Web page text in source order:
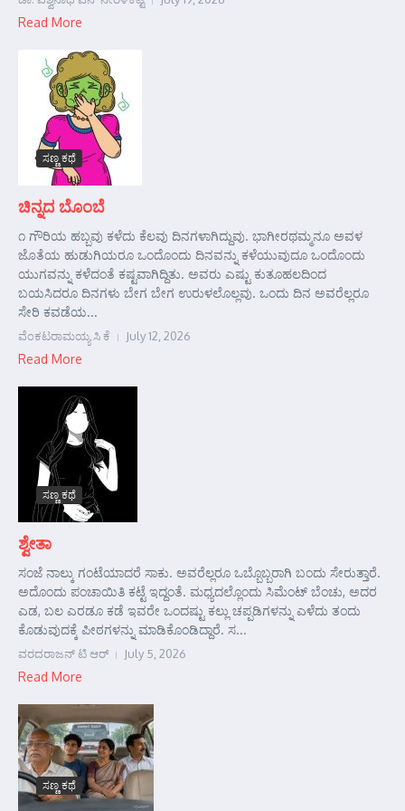
Read More
ಸಣ್ಣ ಕಥೆ
ಚಿನ್ನದ ಬೊಂಬೆ
೧ ಗೌರಿಯ ಹಬ್ಬವು ಕಳೆದು ಕೆಲವು ದಿನಗಳಾಗಿದ್ದುವು. ಭಾಗೀರಥಮ್ಮನೂ ಅವಳ
ಜೊತೆಯ ಹುಡುಗಿಯರೂ ಒಂದೊಂದು ದಿನವನ್ನು ಕಳೆಯುವುದೂ ಒಂದೊಂದು
ಯುಗವನ್ನು ಕಳೆದಂತೆ ಕಷ್ಟವಾಗಿದ್ದಿತು. ಅವರು ಎಷ್ಟು ಕುತೂಹಲದಿಂದ
ಬಯಸಿದರೂ ದಿನಗಳು ಬೇಗ ಬೇಗ ಉರುಳಲೊಲ್ಲವು. ಒಂದು ದಿನ ಅವರೆಲ್ಲರೂ
ಸೇರಿ ಕವಡೆಯ...
ವೆಂಕಟರಾಮಯ್ಯ ಸಿ ಕೆ July 12, 2026
Read More
ಸಣ್ಣ ಕಥೆ
ಶ್ವೇತಾ
ಸಂಜೆ ನಾಲ್ಕು ಗಂಟೆಯಾದರೆ ಸಾಕು. ಅವರೆಲ್ಲರೂ ಒಬ್ಬೊಬ್ಬರಾಗಿ ಬಂದು ಸೇರುತ್ತಾರೆ.
ಅದೊಂದು ಪಂಚಾಯಿತಿ ಕಟ್ಟೆ ಇದ್ದಂತೆ. ಮಧ್ಯದಲ್ಲೊಂದು ಸಿಮೆಂಟ್ ಬೆಂಚು, ಅದರ
ಎಡ, ಬಲ ಎರಡೂ ಕಡೆ ಇವರೇ ಒಂದಷ್ಟು ಕಲ್ಲು ಚಪ್ಪಡಿಗಳನ್ನು ಎಳೆದು ತಂದು
ಕೊಡುವುದಕ್ಕೆ ಪೀಠಗಳನ್ನು ಮಾಡಿಕೊಂಡಿದ್ದಾರೆ. ಸ...
ವರದರಾಜನ್ ಟಿ ಆರ್ July 5, 2026
Read More
ಸಣ್ಣ ಕಥೆ